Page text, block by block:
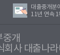
대출중개분
11년 연속 1
개
회사 대출나